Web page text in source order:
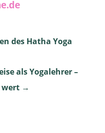
des Hatha Yoga
als Yogalehrer –
wert →